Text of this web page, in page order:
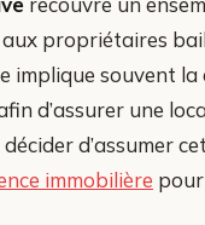
propriétaires
implique souvent
d’assurer une
d’assumer
immobilière